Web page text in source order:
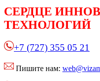
СЕРДЦЕ
ТЕХНОЛОГИЙ
+7 (727) 355 05 21
Пишите нам: